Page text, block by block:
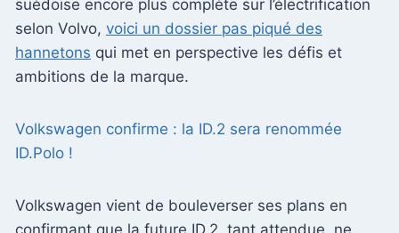
suèdoise encore plus complète sur l’électrification
selon Volvo, voici un dossier pas piqué des
hannetons qui met en perspective les défis et
ambitions de la marque.
Volkswagen confirme : la ID.2 sera renommée
ID.Polo !
Volkswagen vient de bouleverser ses plans en
confirmant que la future ID.2, tant attendue, ne